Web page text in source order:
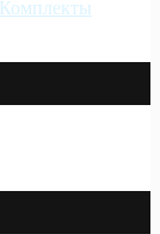
Комплекты